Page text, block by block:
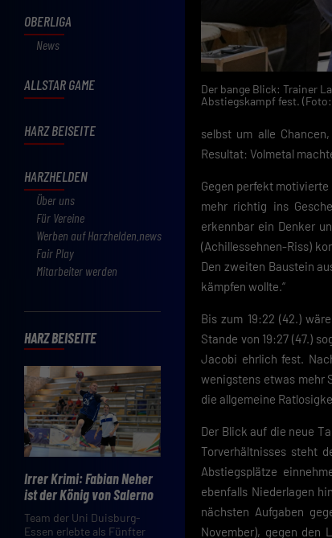
OBERLIGA
News
ALLSTAR GAME
HARZ BEISEITE
HARZHELDEN
Über uns
Für Vereine
Werben auf Harzhelden.news
Fair Play
Mitarbeiter werden
HARZ BEISEITE
Irrer Krimi: Fabian Neher
ist der König von Salerno
Team der Uni Duisburg-
Essen erlebte als Fünfter
Der bange Blick: Trainer
Abstiegskampf fest.
selbst um alle
Resultat: Volmetal
Gegen perfekt
mehr richtig ins
erkennbar ein Denker
(Achillessehnen-Riss)
Den zweiten Baustein
kämpfen wollte.“
Bis zum 19:22 (42.)
Stande von 19:27 (47.)
Jacobi ehrlich fest.
wenigstens etwas mehr
die allgemeine
Der Blick auf die neue
Torverhältnisses steht
Abstiegsplätze
ebenfalls Niederlagen
nächsten Aufgaben
November), gegen den